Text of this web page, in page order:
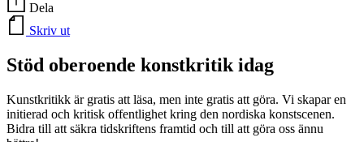
Dela
Skriv ut
Stöd oberoende konstkritik idag
Kunstkritikk är gratis att läsa, men inte gratis att göra. Vi skapar en
initierad och kritisk offentlighet kring den nordiska konstscenen.
Bidra till att säkra tidskriftens framtid och till att göra oss ännu